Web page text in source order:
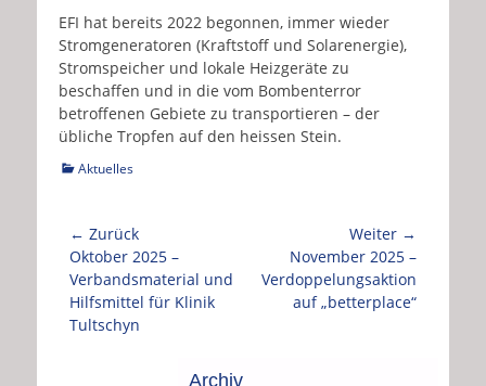
EFI hat bereits 2022 begonnen, immer wieder
Stromgeneratoren (Kraftstoff und Solarenergie),
Stromspeicher und lokale Heizgeräte zu
beschaffen und in die vom Bombenterror
betroffenen Gebiete zu transportieren – der
übliche Tropfen auf den heissen Stein.
Kategorien
Aktuelles
Beitragsnavigation
← Zurück
Vorhergehender
Beitrag:
Oktober 2025 –
Verbandsmaterial und
Hilfsmittel für Klinik
Tultschyn
Weiter →
Nächster
Beitrag:
November 2025 –
Verdoppelungsaktion
auf „betterplace“
Archiv